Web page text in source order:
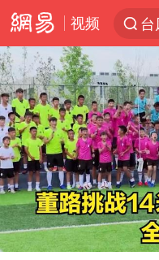
视频
汪
Play
00:00